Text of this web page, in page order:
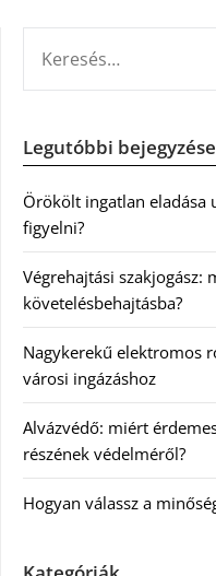
Legutóbbi
Örökölt ingatlan eladása
figyelni?
Végrehajtási szakjogász:
követelésbehajtásba?
Nagykerekű elektromos
városi ingázáshoz
Alvázvédő: miért
részének védelméről?
Hogyan válassz a